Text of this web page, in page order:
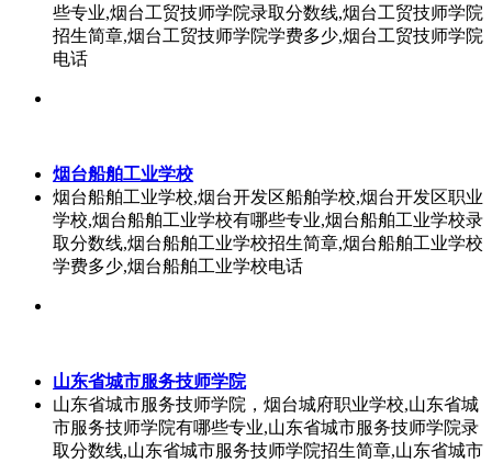
些专业,烟台工贸技师学院录取分数线,烟台工贸技师学院
招生简章,烟台工贸技师学院学费多少,烟台工贸技师学院
电话
烟台船舶工业学校
烟台船舶工业学校,烟台开发区船舶学校,烟台开发区职业
学校,烟台船舶工业学校有哪些专业,烟台船舶工业学校录
取分数线,烟台船舶工业学校招生简章,烟台船舶工业学校
学费多少,烟台船舶工业学校电话
山东省城市服务技师学院
山东省城市服务技师学院，烟台城府职业学校,山东省城
市服务技师学院有哪些专业,山东省城市服务技师学院录
取分数线,山东省城市服务技师学院招生简章,山东省城市